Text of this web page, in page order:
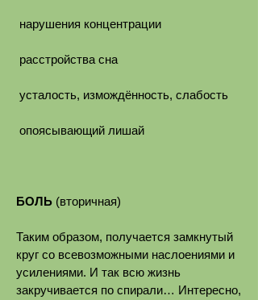
нарушения концентрации
расстройства сна
усталость, измождённость, слабость
опоясывающий лишай
БОЛЬ (вторичная)
Таким образом, получается замкнутый
круг со всевозможными наслоениями и
усилениями. И так всю жизнь
закручивается по спирали… Интересно,